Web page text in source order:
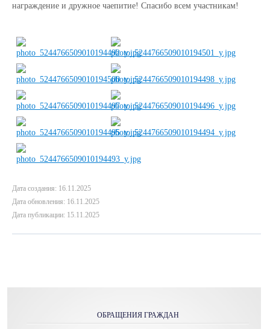
награждение и дружное чаепитие! Спасибо всем участникам!
Дата создания: 16.11.2025
Дата обновления: 16.11.2025
Дата публикации: 15.11.2025
ОБРАЩЕНИЯ ГРАЖДАН